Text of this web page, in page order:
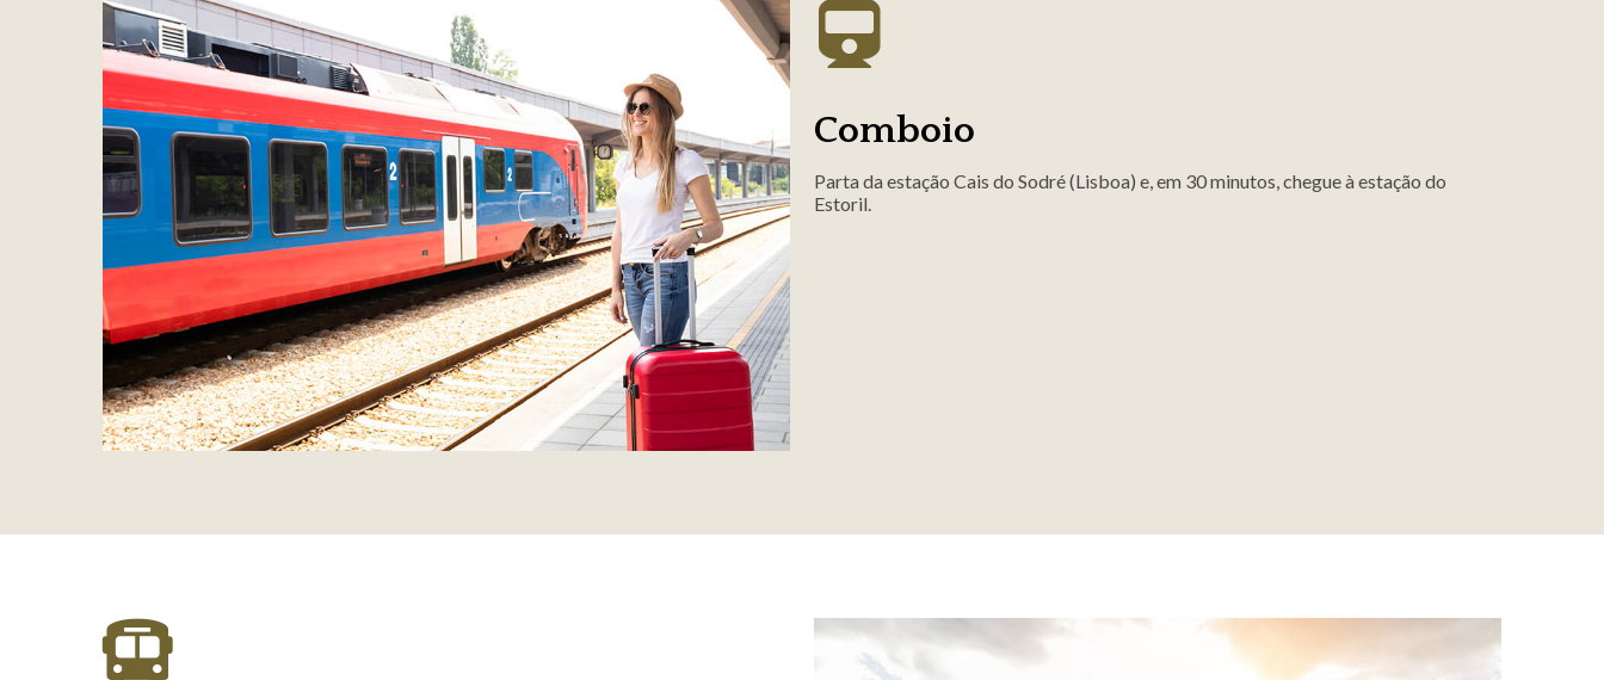
Comboio
Parta da estação Cais do Sodré (Lisboa) e, em 30 minutos, chegue à estação do
Estoril.